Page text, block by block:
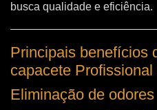
busca qualidade e eficiência.
Principais benefícios
capacete
Eliminação de odores